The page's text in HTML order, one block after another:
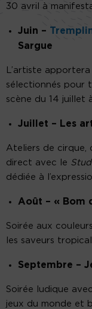
30 avril à
Juin –
Sargue
L’artiste
sélectionnés pour
scène du 14 juillet
Juillet – Les
Ateliers de cirque,
direct avec le
dédiée à
Août – « Bom
Soirée aux
les saveurs
Septembre –
Soirée ludique
jeux du monde et